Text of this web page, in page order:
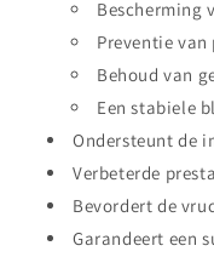
Bescherming
Preventie
Behoud van
Een stabiele
Ondersteunt de
Verbeterde
Bevordert de
Garandeert een